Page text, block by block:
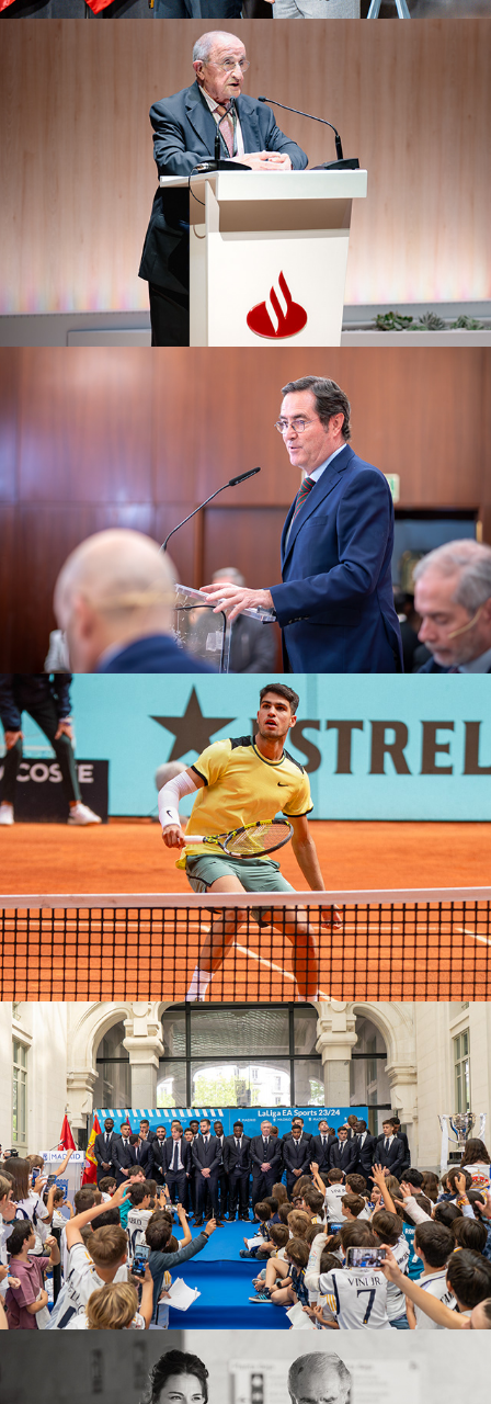
Economist & Jurist
Europa Press
Open Tenis
2025
Real Madrid
2025
Boda N&A